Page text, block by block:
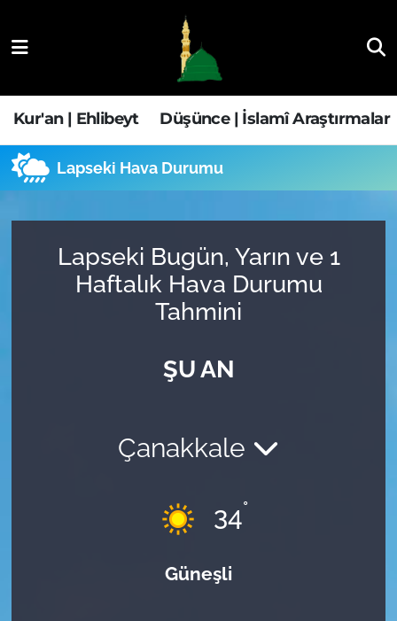
Kur'an | Ehlibeyt Düşünce | İslamî Araştırmalar
Lapseki Hava Durumu
Lapseki Bugün, Yarın ve 1
Haftalık Hava Durumu
Tahmini
ŞU AN
Çanakkale
34°
Güneşli
Düşünce | İslamî Araştırmalar
Ehla-Der Haber
Fıkıh | Ahkam
Hava Durumu
Trafik Durumu
Tüm Manşetler
Son Dakika Haberleri